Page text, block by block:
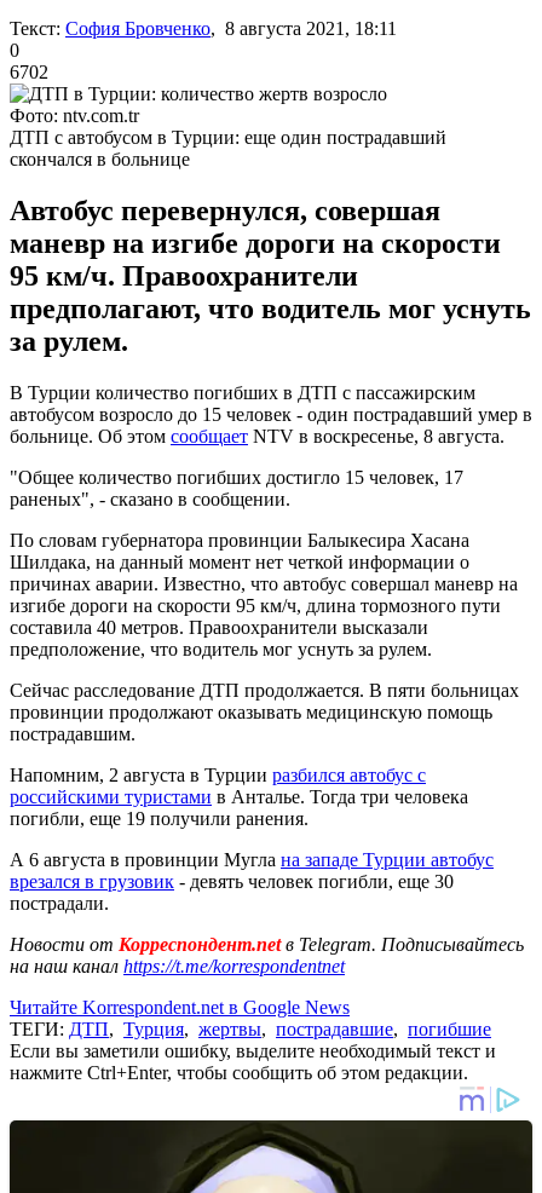
Текст: София Бровченко, 8 августа 2021, 18:11
0
6702
Фото: ntv.com.tr
ДТП с автобусом в Турции: еще один пострадавший
скончался в больнице
Автобус перевернулся, совершая
маневр на изгибе дороги на скорости
95 км/ч. Правоохранители
предполагают, что водитель мог уснуть
за рулем.
В Турции количество погибших в ДТП с пассажирским
автобусом возросло до 15 человек - один пострадавший умер в
больнице. Об этом сообщает NTV в воскресенье, 8 августа.
"Общее количество погибших достигло 15 человек, 17
раненых", - сказано в сообщении.
По словам губернатора провинции Балыкесира Хасана
Шилдака, на данный момент нет четкой информации о
причинах аварии. Известно, что автобус совершал маневр на
изгибе дороги на скорости 95 км/ч, длина тормозного пути
составила 40 метров. Правоохранители высказали
предположение, что водитель мог уснуть за рулем.
Сейчас расследование ДТП продолжается. В пяти больницах
провинции продолжают оказывать медицинскую помощь
пострадавшим.
Напомним, 2 августа в Турции разбился автобус с
российскими туристами в Анталье. Тогда три человека
погибли, еще 19 получили ранения.
А 6 августа в провинции Мугла на западе Турции автобус
врезался в грузовик - девять человек погибли, еще 30
пострадали.
Новости от Корреспондент.netв Telegram. Подписывайтесь
на наш канал https://t.me/korrespondentnet
Читайте Korrespondent.net в Google News
ТЕГИ: ДТП, Турция, жертвы, пострадавшие, погибшие
Если вы заметили ошибку, выделите необходимый текст и
нажмите Ctrl+Enter, чтобы сообщить об этом редакции.